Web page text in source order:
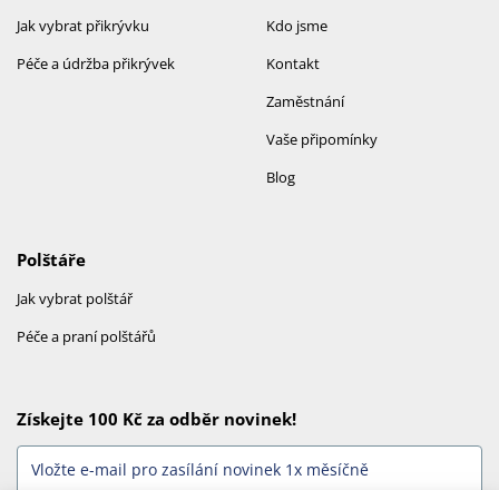
Kdo jsme
Kontakt
Zaměstnání
Vaše připomínky
Blog
Jak vybrat přikrývku
Péče a údržba přikrývek
Polštáře
Jak vybrat polštář
Péče a praní polštářů
Získejte 100 Kč za odběr novinek!